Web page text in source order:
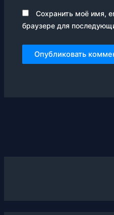
Сохранить моё имя,
браузере для